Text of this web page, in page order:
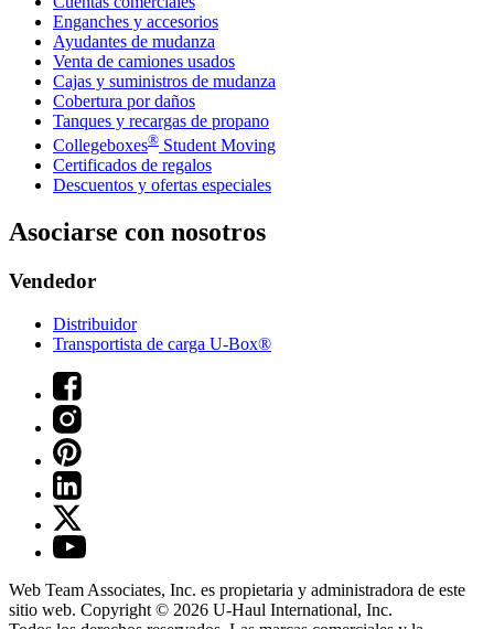
Enganches y accesorios
Ayudantes de mudanza
Venta de camiones usados
Cajas y suministros de mudanza
Cobertura por daños
Tanques y recargas de propano
Collegeboxes® Student Moving
Certificados de regalos
Descuentos y ofertas especiales
Asociarse con nosotros
Vendedor
Distribuidor
Transportista de carga U-Box®
Web Team Associates, Inc. es propietaria y administradora de este
sitio web. Copyright © 2026 U-Haul International, Inc.